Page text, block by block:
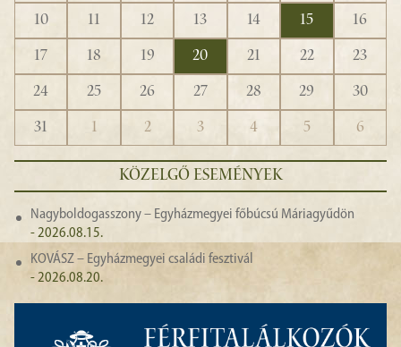
10
11 12 13 14 15
16
17
18 19 20 21 22
23
24
25 26 27 28 29
30
31
1 2 3 4 5 6
KÖZELGŐ ESEMÉNYEK
Nagyboldogasszony – Egyházmegyei főbúcsú Máriagyűdön
- 2026.08.15.
KOVÁSZ – Egyházmegyei családi fesztivál
- 2026.08.20.